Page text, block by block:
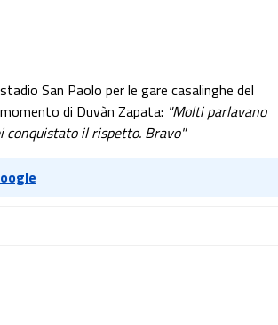
San Paolo per le gare casalinghe del
di Duvàn Zapata: "Molti parlavano
conquistato il rispetto. Bravo"